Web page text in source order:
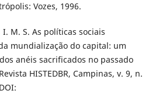
Vozes, 1996.
I. M. S. As políticas sociais
mundialização do capital: um
anéis sacrificados no passado
HISTEDBR, Campinas, v. 9, n.